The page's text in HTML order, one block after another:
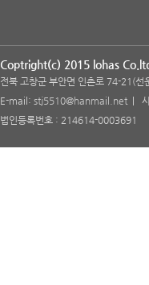
Coptright(c) 2015 lohas
전북 고창군 부안면 인촌로 74-
E-mail:stj5510@hanmail.net
|
법인등록번호 : 214614-0003691